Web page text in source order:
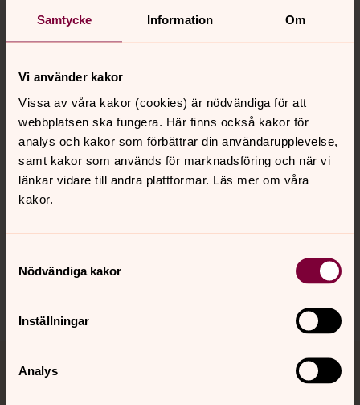
Samtycke Information Om
Vi använder kakor
Vissa av våra kakor (cookies) är nödvändiga för att
webbplatsen ska fungera. Här finns också kakor för
analys och kakor som förbättrar din användarupplevelse,
samt kakor som används för marknadsföring och när vi
länkar vidare till andra plattformar. Läs mer om våra
kakor.
Nödvändiga kakor
Inställningar
Analys
Kontakt
Kalender
Hitta snabbt
Jourhavande präst